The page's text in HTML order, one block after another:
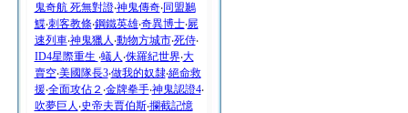
鬼奇航 死無對證‧神鬼傳奇‧同盟鶼
鰈‧刺客教條‧鋼鐵英雄‧奇異博士‧屍
速列車‧神鬼獵人 ‧動物方城市‧死侍‧
ID4星際重生 ‧蟻人 ‧侏羅紀世界‧大
賣空‧美國隊長3‧做我的奴隸‧絕命救
援‧全面攻佔２ ‧金牌拳手‧神鬼認證4‧
吹夢巨人 ‧史帝夫賈伯斯‧攔截記憶